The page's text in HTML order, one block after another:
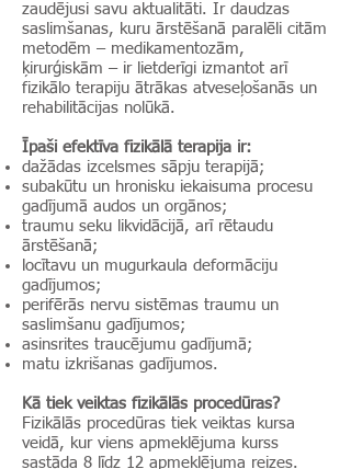
zaudējusi savu aktualitāti. Ir daudzas
saslimšanas, kuru ārstēšanā paralēli citām
metodēm – medikamentozām,
ķirurģiskām – ir lietderīgi izmantot arī
fizikālo terapiju ātrākas atveseļošanās un
rehabilitācijas nolūkā.
Īpaši efektīva fizikālā terapija ir:
dažādas izcelsmes sāpju terapijā;
subakūtu un hronisku iekaisuma procesu
gadījumā audos un orgānos;
traumu seku likvidācijā, arī rētaudu
ārstēšanā;
locītavu un mugurkaula deformāciju
gadījumos;
perifērās nervu sistēmas traumu un
saslimšanu gadījumos;
asinsrites traucējumu gadījumā;
matu izkrišanas gadījumos.
Kā tiek veiktas fizikālās procedūras?
Fizikālās procedūras tiek veiktas kursa
veidā, kur viens apmeklējuma kurss
sastāda 8 līdz 12 apmeklējuma reizes.